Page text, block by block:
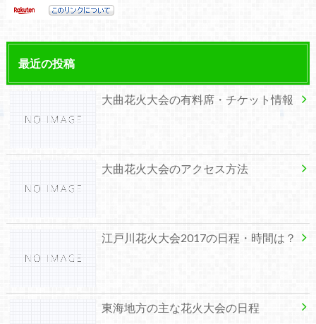
最近の投稿
大曲花火大会の有料席・チケット情報
大曲花火大会のアクセス方法
江戸川花火大会2017の日程・時間は？
東海地方の主な花火大会の日程